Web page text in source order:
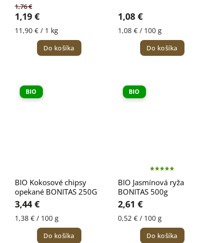
1,76 €
1,19 €
11,90 € / 1 kg
Do košíka
1,08 €
1,08 € / 100 g
Do košíka
BIO
BIO Kokosové chipsy
opekané BONITAS 250G
3,44 €
1,38 € / 100 g
Do košíka
BIO
BIO Jasmínová ryža
BONITAS 500g
2,61 €
0,52 € / 100 g
Do košíka